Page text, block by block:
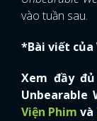
vào tuần sau.
*Bài viết của
Xem đầy
Unbearable
Viện Phim và